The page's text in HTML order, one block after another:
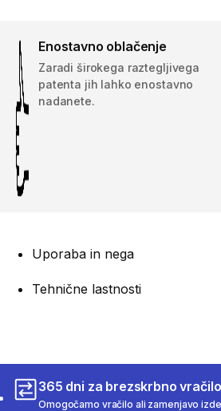
Enostavno oblačenje
Zaradi širokega raztegljivega
patenta jih lahko enostavno
nadanete.
Uporaba in nega
Tehnične lastnosti
365 dni za brezskrbno vračilo
Omogočamo vračilo ali zamenjavo